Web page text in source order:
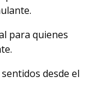
para quienes
desde el